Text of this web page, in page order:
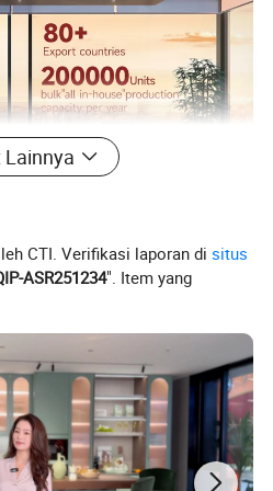
Lainnya
CTI. Verifikasi laporan disitus
ASR251234". Item yang